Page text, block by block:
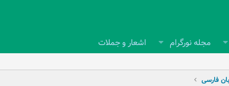
مجله نورگرام اشعار و جملات
فارسی